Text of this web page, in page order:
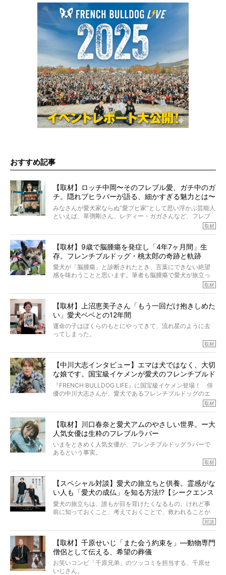
おすすめ記事
【取材】ロッチ中岡〜そのフレブル愛、ガチ中のガ
チ。隠れブヒラバーが語る、細かすぎる魅力とは〜
【前編】
みなさんが愛犬家ならぬ“愛ブヒ家”として思い浮かぶ芸能人
といえば、草彅剛さん、レディー・ガガさんなど、フレブ
ルを飼っている方が多いと思います。が、ロッチ中岡さん
んのインスタグラムを覗くと、たくさんのフレブルアカウ
ントがフォローされていて、わが『FRENCH BULLDOG
LIFE』モデルのnicoやトーラスも、その中の一頭。
そんな中岡さんに、フレブルの魅力を語っていただきまし
た。そのブヒ愛っぷりは、思ってた以上！ ガチ中のガチ
取材
【取材】9歳で脳腫瘍を発症し「4年7ヶ月間」生
存。フレンチブルドッグ・桃太郎の奇跡と軌跡
愛犬が「脳腫瘍」と診断されたとき、言葉にできない絶望
感を味わうことと思います。筆者も脳腫瘍で愛犬が旅立っ
たひとり。だからこそ、どれほど厄介で困難な病気かを理
ところが、フレンチブルドッグの桃太郎は9歳で脳腫瘍を発
症し、なんと4年7ヶ月間も生き抜いたのです。旅立ったと
きの年齢は13歳と11ヶ月、レジェンド級のレジェンドでし
た。さらには、治療後3年間は一度も発作が起きなかったと
いいます。
この事実はフレンチブルドッグだけでなく、脳腫瘍と闘う
太郎のオーナーである佐藤さんご夫婦に、治療の選択やケ
アについて詳しくお話しをうかがいました。
取材
【取材】上沼恵美子さん「もう一回だけ抱きしめた
い」愛犬ベベとの12年間
運命の子はぼくらのもとにやってきて、流れ星のように去
ってしまった。
り添いたいと思う。
その悲しみをいますぐ解消することはできないが、話をき
いて、泣いたり笑ったりするのもいいだろう。
こんな子だった、こんなにいい子だった、ほんとうに愛し
ていたと。
ぼくらは上沼恵美子さんのご自宅へ伺って、お話をきこう
と思った。
取材
【中川大志インタビュー】エマは犬ではなく、大切
な娘です。国宝級イケメンが愛犬のフレンチブルド
ッグと一緒に登場
『FRENCH BULLDOG LIFE』に国宝級イケメン登場！ 俳
優の中川大志さんが、愛犬であるフレンチブルドッグのエ
マちゃん（2歳の女の子）にメロメロとの情報を聞きつけ、
カエピソードが次から次へと飛び出しました。
取材
【取材】川口春奈と愛犬アムのやさしい世界。ー大
人気女優は生粋のフレブルラバー
いまをときめく人気女優が、フレンチブルドッグラバーで
あるという事実。
とりを目の当たりにするほどに、そのフレンチブルドッグ
愛がわたしたちのそれとまったく同じであることに、なん
だかうれしくなってしまったのでした。
春奈さんとアムちゃんのすてきな暮らしを、BUHI編集長の
小西がいつくしみながら、切り取らせていただきます。
取材
【スペシャル対談】愛犬の旅立ちと供養。霊感がな
い人も「愛犬の成仏」を知る方法!?【シークエンス
はやとも×PELI】
愛犬の旅立ちは、誰もが目を背けたくなるもの。けれど事
前に知っておくこと、考えておくことで、救われることが
力をもつお笑い芸人「シークエンスはやとも」さんに、愛
犬の旅立ちや供養についてインタビュー。
インタビュアー兼対談相手は、大の犬好きで心霊分野の知
識にも長けているPELIさん。
対談
【取材】千原せいじ「また会う約束を」―動物専門
僧侶として伝える、希望の葬儀
お笑いコンビ「千原兄弟」のツッコミを担当する、千原せ
いじさん。